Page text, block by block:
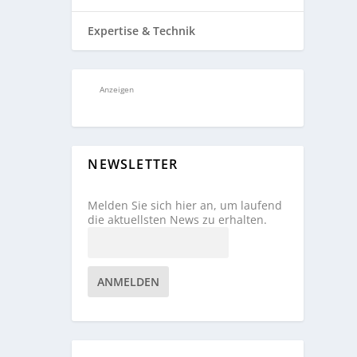
Expertise & Technik
Anzeigen
NEWSLETTER
Melden Sie sich hier an, um laufend
die aktuellsten News zu erhalten.
ANMELDEN